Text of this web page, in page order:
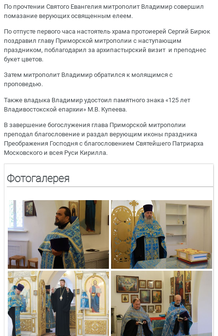
По прочтении Святого Евангелия митрополит Владимир совершил
помазание верующих освященным елеем.
По отпусте первого часа настоятель храма протоиерей Сергий Бирюк
поздравил главу Приморской митрополии с наступающим
праздником, поблагодарил за архипастырский визит и преподнес
букет цветов.
Затем митрополит Владимир обратился к молящимся с
проповедью.
Также владыка Владимир удостоил памятного знака «125 лет
Владивостокской епархии» М.В. Купеева.
В завершение богослужения глава Приморской митрополии
преподал благословение и раздал верующим иконы праздника
Преображения Господня с благословением Святейшего Патриарха
Московского и всея Руси Кирилла.
Фотогалерея